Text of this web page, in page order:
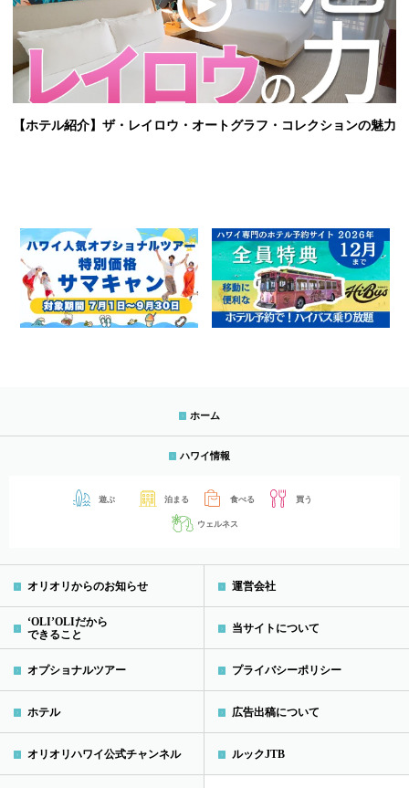
【ホテル紹介】ザ・レイロウ・オートグラフ・コレクションの魅力
ホーム
ハワイ情報
遊ぶ 泊まる 食べる 買う
ウェルネス
オリオリからのお知らせ
‘OLI’OLIだから
できること
オプショナルツアー
ホテル
オリオリハワイ公式チャンネル
運営会社
当サイトについて
プライバシーポリシー
広告出稿について
ルックJTB